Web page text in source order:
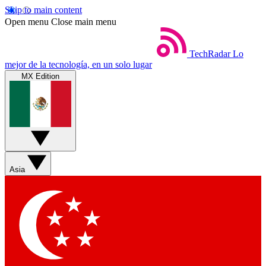
Skip to main content
Open menu Close main menu
TechRadar Lo
mejor de la tecnología, en un solo lugar
MX Edition
Asia